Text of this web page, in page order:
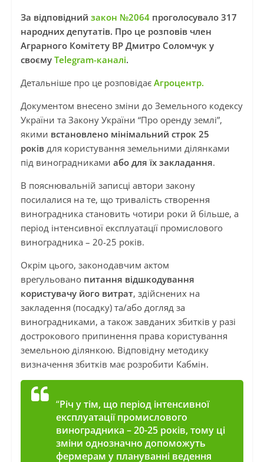
За відповідний закон №2064проголосувало 317
народних депутатів. Про це розповів член
Аграрного Комітету ВР Дмитро Соломчук у
своєму Telegram-каналі.
Детальніше про це розповідає Агроцентр.
Документом внесено зміни до Земельного кодексу
України та Закону України “Про оренду землі”,
якими встановлено мінімальний строк 25
роківдля користування земельними ділянками
під виноградниками або для їх закладання.
В пояснювальній записці автори закону
посилалися на те, що тривалість створення
виноградника становить чотири роки й більше, а
період інтенсивної експлуатації промислового
виноградника – 20-25 років.
Окрім цього, законодавчим актом
врегульовано питання відшкодування
користувачу його витрат, здійснених на
закладення (посадку) та/або догляд за
виноградниками, а також завданих збитків у разі
дострокового припинення права користування
земельною ділянкою. Відповідну методику
визначення збитків має розробити Кабмін.
“Річ у тім, що період інтенсивної
експлуатації промислового
виноградника – 20-25 років, тому ці
зміни однозначно допоможуть
фермерам у плануванні ведення